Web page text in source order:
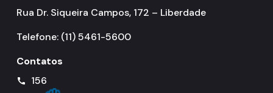
Rua Dr. Siqueira Campos, 172 – Liberdade
Telefone: (11) 5461-5600
Contatos
call 156